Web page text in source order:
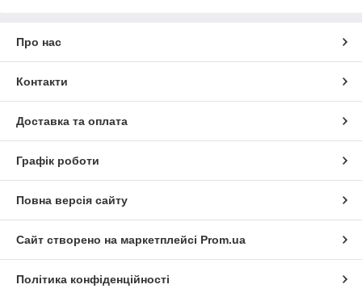
Про нас
Контакти
Доставка та оплата
Графік роботи
Повна версія сайту
Сайт створено на маркетплейсі Prom.ua
Політика конфіденційності